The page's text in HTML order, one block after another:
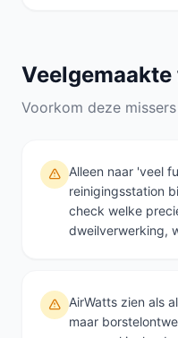
Voorkom deze
Alleen naar 'veel
reinigingsstation
check welke
dweilverwerking,
AirWatts zien als
maar